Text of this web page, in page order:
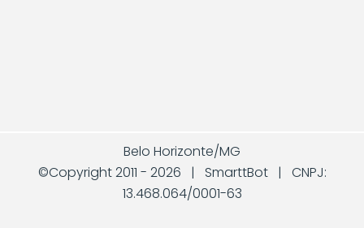
Belo Horizonte/MG
©Copyright 2011 - 2026 | SmarttBot | CNPJ:
13.468.064/0001-63